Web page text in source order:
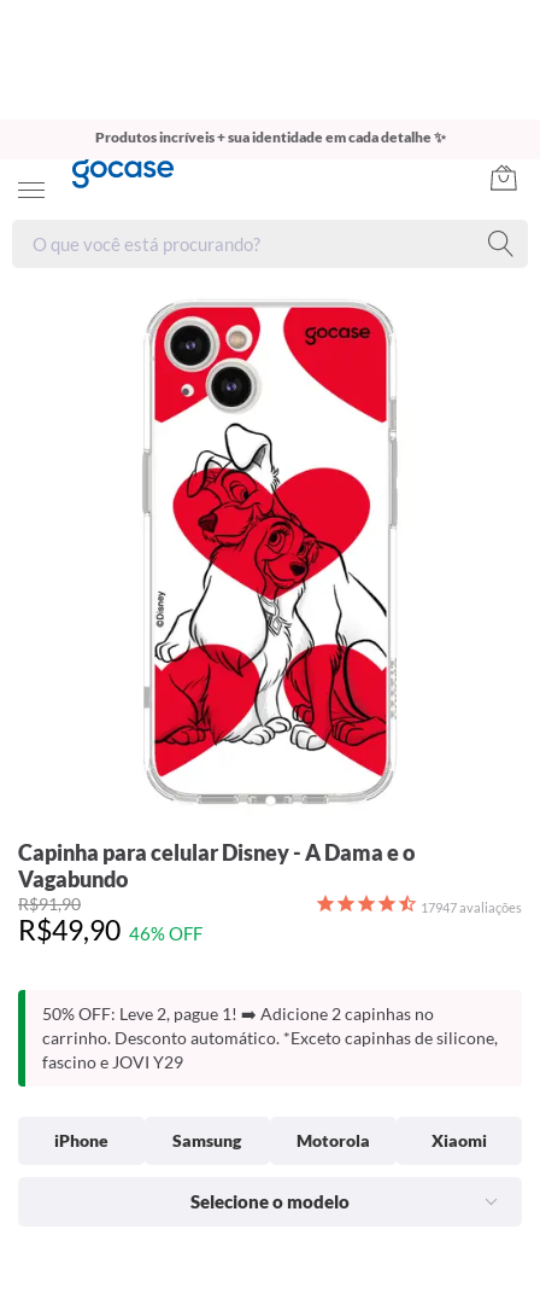
Produtos incríveis + sua identidade em cada detalhe ✨
Capinha para celular Disney - A Dama e o
Vagabundo
R$91,90
R$49,90 46% OFF
17947avaliações
50% OFF: Leve 2, pague 1! ➡️ Adicione 2 capinhas no
carrinho. Desconto automático. *Exceto capinhas de silicone,
fascino e JOVI Y29
iPhone Samsung Motorola Xiaomi
Selecione o modelo